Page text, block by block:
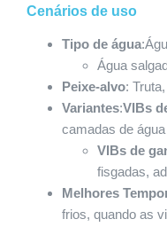
Cenários de uso
Tipo de água
Água
Peixe-alvo:
Variantes:VIBs
camadas de
VIBs de
fisgadas,
Melhores
frios, quando as